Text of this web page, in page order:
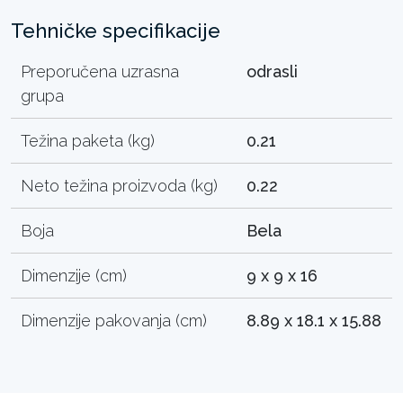
Tehničke specifikacije
Preporučena uzrasna
grupa
odrasli
Težina paketa (kg) 0.21
Neto težina proizvoda (kg) 0.22
Boja Bela
Dimenzije (cm) 9 x 9 x 16
Dimenzije pakovanja (cm) 8.89 x 18.1 x 15.88